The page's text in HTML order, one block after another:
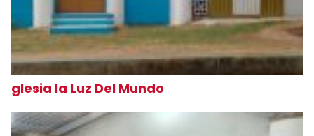
glesia la Luz Del Mundo